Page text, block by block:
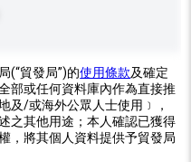
(“貿發局”)的使用條款及確定
部或任何資料庫內作為直接推
及/或海外公眾人士使用﹞，
之其他用途；本人確認已獲得
，將其個人資料提供予貿發局